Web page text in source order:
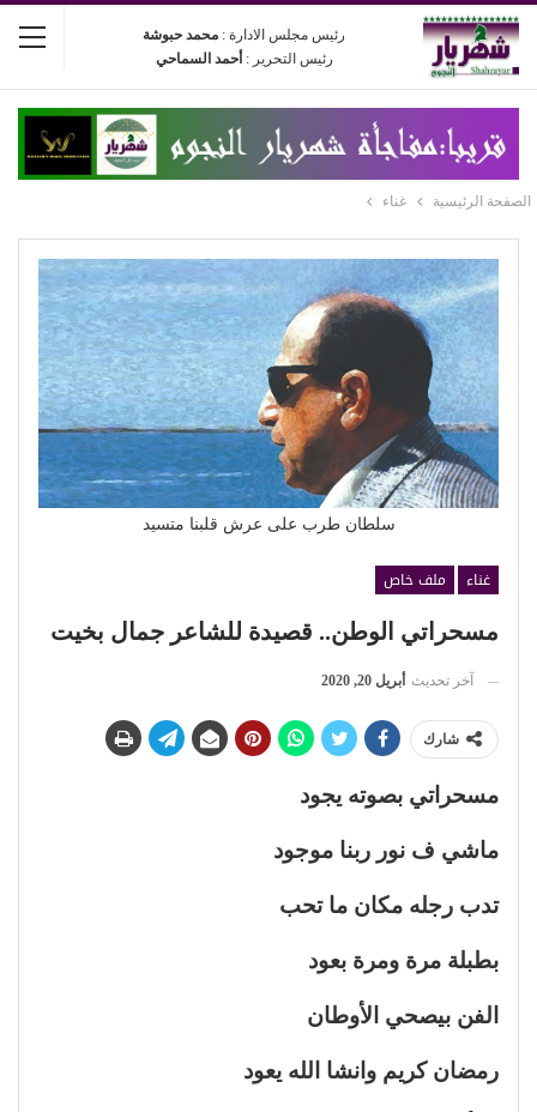
رئيس مجلس الادارة : محمد حبوشة
رئيس التحرير : أحمد السماحي
الصفحة الرئيسية غناء
سلطان طرب على عرش قلبنا متسيد
غناء
ملف خاص
مسحراتي الوطن.. قصيدة للشاعر جمال بخيت
آخر تحديث أبريل 20, 2020
شارك
مسحراتي بصوته يجود
ماشي ف نور ربنا موجود
تدب رجله مكان ما تحب
بطبلة مرة ومرة بعود
الفن بيصحي الأوطان
رمضان كريم وانشا الله يعود